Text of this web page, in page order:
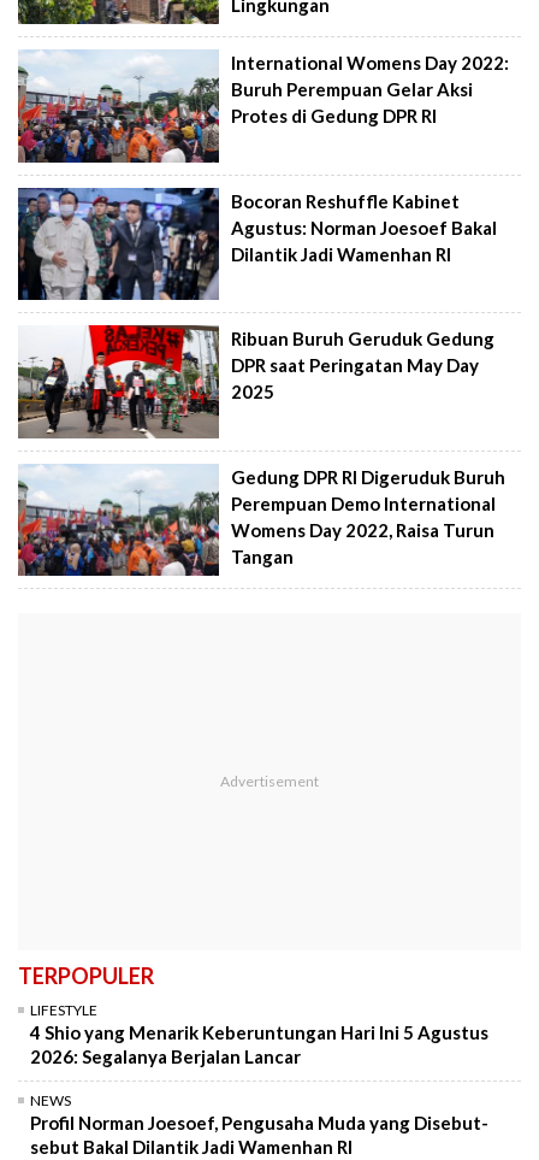
International Womens Day 2022:
Buruh Perempuan Gelar Aksi
Protes di Gedung DPR RI
Bocoran Reshuffle Kabinet
Agustus: Norman Joesoef Bakal
Dilantik Jadi Wamenhan RI
Ribuan Buruh Geruduk Gedung
DPR saat Peringatan May Day
2025
Gedung DPR RI Digeruduk Buruh
Perempuan Demo International
Womens Day 2022, Raisa Turun
Tangan
TERPOPULER
LIFESTYLE
4 Shio yang Menarik Keberuntungan Hari Ini 5 Agustus
2026: Segalanya Berjalan Lancar
NEWS
Profil Norman Joesoef, Pengusaha Muda yang Disebut-
sebut Bakal Dilantik Jadi Wamenhan RI